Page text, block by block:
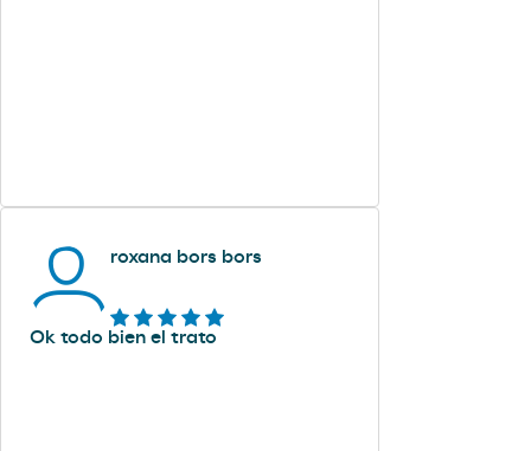
roxana bors bors
Ok todo bien el trato